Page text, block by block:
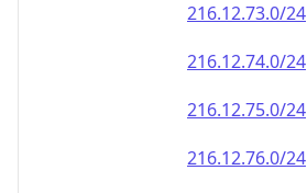
216.12.73.0/24
216.12.74.0/24
216.12.75.0/24
216.12.76.0/24